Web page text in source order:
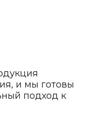
и мы готовы
подход к